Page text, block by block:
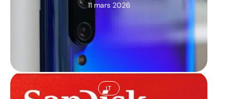
11 mars 2026
IT